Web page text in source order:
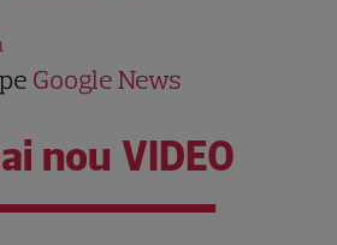
Google News
nou VIDEO